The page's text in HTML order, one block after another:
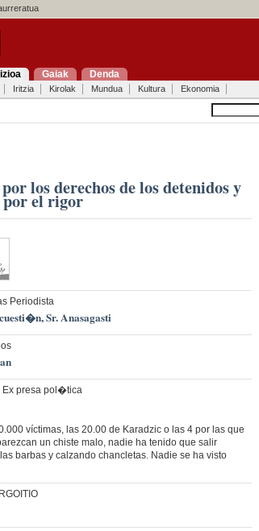
Gaiak Denda
Iritzia Kirolak Mundua Kultura Ekonomia
los derechos de los detenidos y
por el rigor
Periodista
Sr. Anasagasti
presa pol�tica
víctimas, las 20.00 de Karadzic o las 4 por las que
un chiste malo, nadie ha tenido que salir
barbas y calzando chancletas. Nadie se ha visto